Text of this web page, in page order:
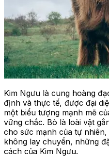
Kim Ngưu là cung hoàng
định và thực tế, được đại
một biểu tượng mạnh mẽ
vững chắc. Bò là loài vật
cho sức mạnh của tự
không lay chuyển, những
cách của Kim Ngưu.